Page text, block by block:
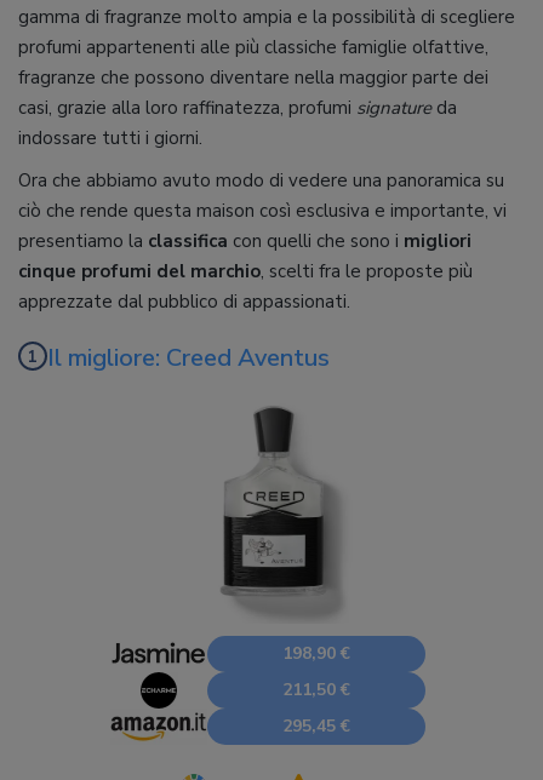
gamma di fragranze molto ampia e la possibilità di scegliere
profumi appartenenti alle più classiche famiglie olfattive,
fragranze che possono diventare nella maggior parte dei
casi, grazie alla loro raffinatezza, profumi signatureda
indossare tutti i giorni.
Ora che abbiamo avuto modo di vedere una panoramica su
ciò che rende questa maison così esclusiva e importante, vi
presentiamo la classifica con quelli che sono i migliori
cinque profumi del marchio, scelti fra le proposte più
apprezzate dal pubblico di appassionati.
Il migliore: Creed Aventus
198,90 €
211,50 €
295,45 €